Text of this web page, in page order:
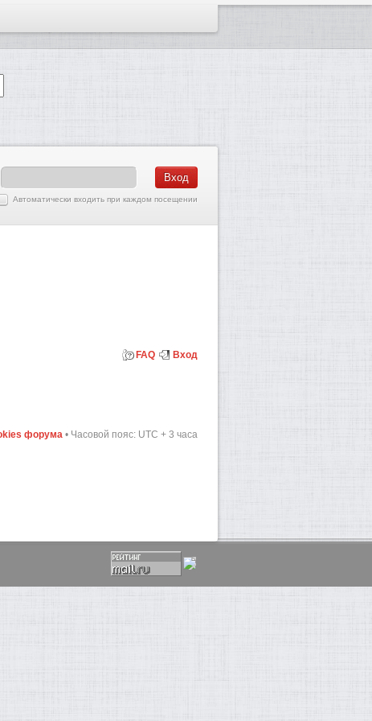
Автоматически входить при каждом посещении
FAQ
Вход
форума • Часовой пояс: UTC + 3 часа